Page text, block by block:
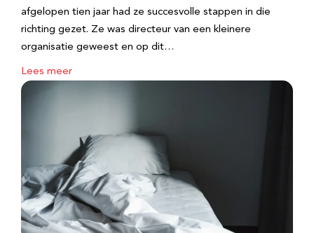
afgelopen tien jaar had ze succesvolle stappen in die
richting gezet. Ze was directeur van een kleinere
organisatie geweest en op dit…
Lees meer